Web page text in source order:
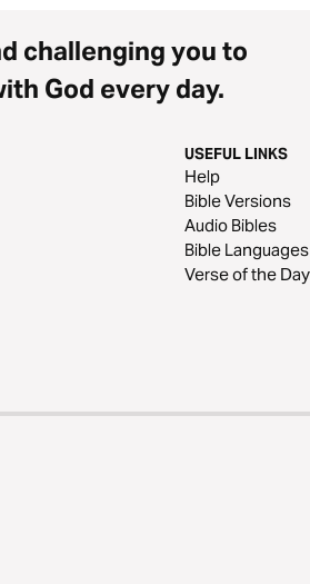
challenging you to
God every day.
USEFUL LINKS
Help
Bible Versions
Audio Bibles
Bible Languages
Verse of the Day